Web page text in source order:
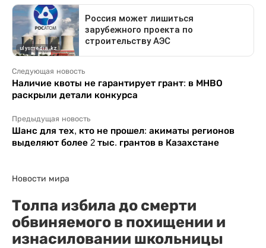
Следующая новость
Наличие квоты не гарантирует грант: в МНВО
раскрыли детали конкурса
Предыдущая новость
Шанс для тех, кто не прошел: акиматы регионов
выделяют более 2 тыс. грантов в Казахстане
Новости мира
Толпа избила до смерти
обвиняемого в похищении и
изнасиловании школьницы